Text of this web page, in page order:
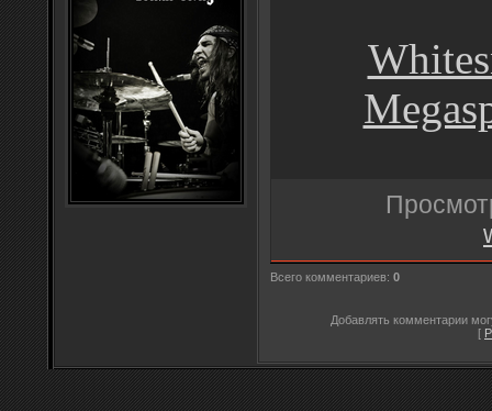
Всего комментариев: 0
Добавлять комментарии
[